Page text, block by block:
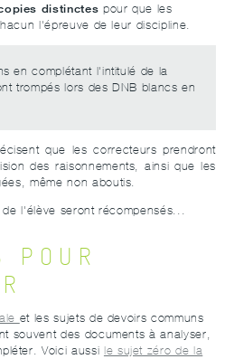
distinctes pour que les
l'épreuve de leur discipline.
en complétant l'intitulé de la
trompés lors des DNB blancs en
que les correcteurs prendront
des raisonnements, ainsi que les
même non aboutis.
l'élève seront récompensés...
POUR
et les sujets de devoirs communs
souvent des documents à analyser,
Voici aussi le sujet zéro de la